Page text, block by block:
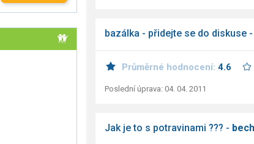
bazálka - přidejte se do diskuse -
Průměrné hodnocení: 4.6
Poslední úprava: 04. 04. 2011
Jak je to s potravinami ??? -